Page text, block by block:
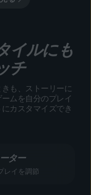
イルにも
チ
も、ストーリーに
ムを自分のプレイ
カスタマイズでき
ター
レイを調節